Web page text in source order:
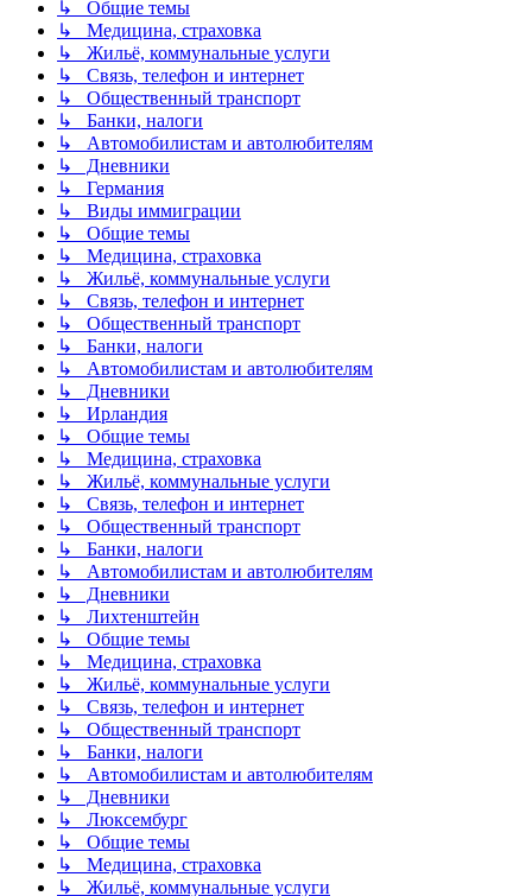
↳ Общие темы
↳ Медицина, страховка
↳ Жильё, коммунальные услуги
↳ Связь, телефон и интернет
↳ Общественный транспорт
↳ Банки, налоги
↳ Автомобилистам и автолюбителям
↳ Дневники
↳ Германия
↳ Виды иммиграции
↳ Общие темы
↳ Медицина, страховка
↳ Жильё, коммунальные услуги
↳ Связь, телефон и интернет
↳ Общественный транспорт
↳ Банки, налоги
↳ Автомобилистам и автолюбителям
↳ Дневники
↳ Ирландия
↳ Общие темы
↳ Медицина, страховка
↳ Жильё, коммунальные услуги
↳ Связь, телефон и интернет
↳ Общественный транспорт
↳ Банки, налоги
↳ Автомобилистам и автолюбителям
↳ Дневники
↳ Лихтенштейн
↳ Общие темы
↳ Медицина, страховка
↳ Жильё, коммунальные услуги
↳ Связь, телефон и интернет
↳ Общественный транспорт
↳ Банки, налоги
↳ Автомобилистам и автолюбителям
↳ Дневники
↳ Люксембург
↳ Общие темы
↳ Медицина, страховка
↳ Жильё, коммунальные услуги